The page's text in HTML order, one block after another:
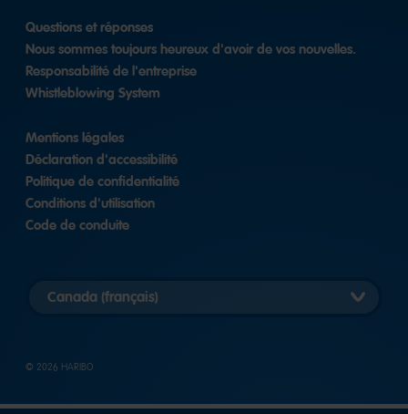
Questions et réponses
Nous sommes toujours heureux d'avoir de vos nouvelles.
Responsabilité de l'entreprise
Whistleblowing System
Mentions légales
Déclaration d'accessibilité
Politique de confidentialité
Conditions d'utilisation
Code de conduite
country
© 2026 HARIBO